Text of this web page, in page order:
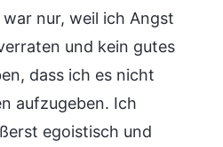
nur, weil ich Angst
und kein gutes
dass ich es nicht
aufzugeben. Ich
egoistisch und